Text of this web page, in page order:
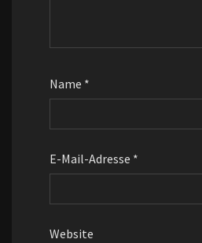
Name *
E-Mail-Adresse *
Website